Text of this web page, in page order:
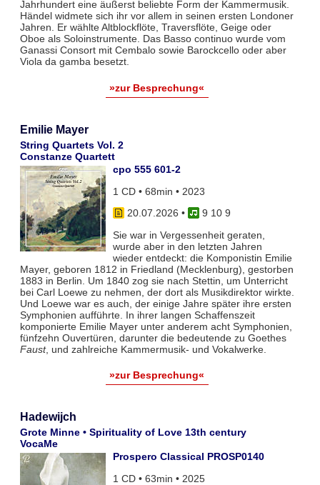
Jahrhundert eine äußerst beliebte Form der Kammermusik.
Händel widmete sich ihr vor allem in seinen ersten Londoner
Jahren. Er wählte Altblockflöte, Traversflöte, Geige oder
Oboe als Soloinstrumente. Das Basso continuo wurde vom
Ganassi Consort mit Cembalo sowie Barockcello oder aber
Viola da gamba besetzt.
»zur Besprechung«
Emilie Mayer
String Quartets Vol. 2
Constanze Quartett
cpo 555 601-2
1 CD • 68min • 2023
20.07.2026 •
9 10 9
Sie war in Vergessenheit geraten,
wurde aber in den letzten Jahren
wieder entdeckt: die Komponistin Emilie
Mayer, geboren 1812 in Friedland (Mecklenburg), gestorben
1883 in Berlin. Um 1840 zog sie nach Stettin, um Unterricht
bei Carl Loewe zu nehmen, der dort als Musikdirektor wirkte.
Und Loewe war es auch, der einige Jahre später ihre ersten
Symphonien aufführte. In ihrer langen Schaffenszeit
komponierte Emilie Mayer unter anderem acht Symphonien,
fünfzehn Ouvertüren, darunter die bedeutende zu Goethes
Faust, und zahlreiche Kammermusik- und Vokalwerke.
»zur Besprechung«
Hadewijch
Grote Minne • Spirituality of Love 13th century
VocaMe
Prospero Classical PROSP0140
1 CD • 63min • 2025